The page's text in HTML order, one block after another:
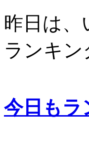
昨日は
ランキ
今日もラ